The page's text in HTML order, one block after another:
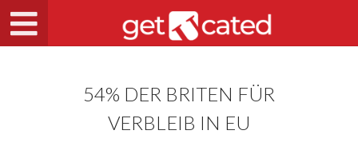
54% DER BRITEN FÜR
VERBLEIB IN EU